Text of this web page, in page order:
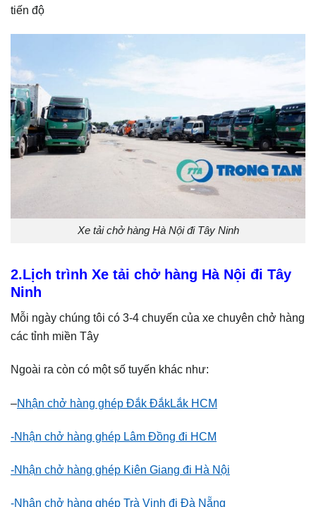
tiến độ
Xe tải chở hàng Hà Nội đi Tây Ninh
2.Lịch trình Xe tải chở hàng Hà Nội đi Tây
Ninh
Mỗi ngày chúng tôi có 3-4 chuyến của xe chuyên chở hàng
các tỉnh miền Tây
Ngoài ra còn có một số tuyến khác như:
–Nhận chở hàng ghép Đắk ĐắkLắk HCM
-Nhận chở hàng ghép Lâm Đồng đi HCM
-Nhận chở hàng ghép Kiên Giang đi Hà Nội
-Nhận chở hàng ghép Trà Vinh đi Đà Nẵng